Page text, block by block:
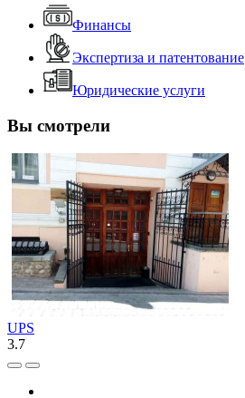
Финансы
Экспертиза и патентование
Юридические услуги
Вы смотрели
UPS
3.7